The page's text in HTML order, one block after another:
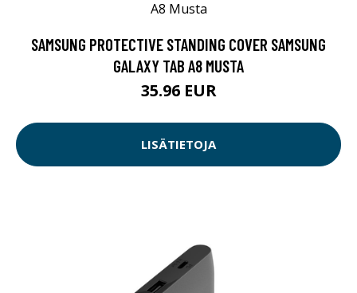
SAMSUNG PROTECTIVE STANDING COVER SAMSUNG
GALAXY TAB A8 MUSTA
35.96 EUR
LISÄTIETOJA